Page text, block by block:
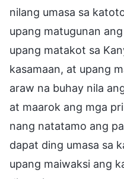
nilang umasa sa
upang matugunan
upang matakot sa
kasamaan, at upang
araw na buhay nila
at maarok ang mga
nang natatamo ang
dapat ding umasa sa
upang maiwaksi ang